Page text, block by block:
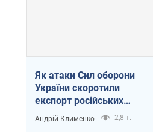
Як атаки Сил оборони
України скоротили
експорт російських
нафтопродуктів
Андрій Клименко 2,8 т.